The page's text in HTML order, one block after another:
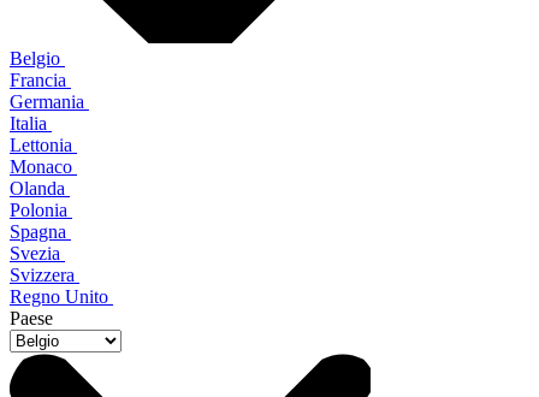
Belgio
Francia
Germania
Italia
Lettonia
Monaco
Olanda
Polonia
Spagna
Svezia
Svizzera
Regno Unito
Paese